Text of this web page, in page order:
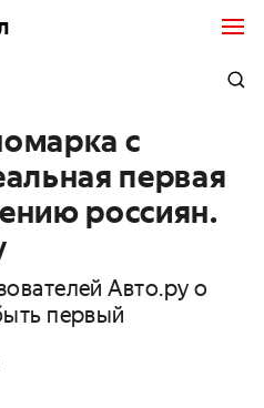
с
первая
россиян.
Авто.ру о
первый